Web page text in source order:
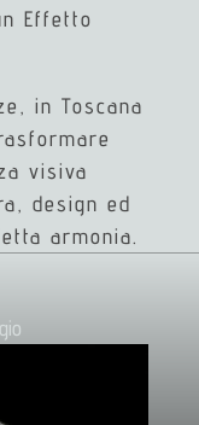
Effetto
in Toscana
visiva
design ed
armonia.